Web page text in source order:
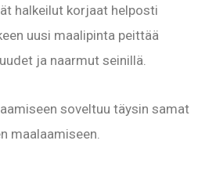
halkeilut korjaat helposti
uusi maalipinta peittää
ja naarmut seinillä.
soveltuu täysin samat
maalaamiseen.